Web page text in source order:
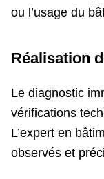
ou l’usage du
Réalisation
Le diagnostic
vérifications
L’expert en
observés et